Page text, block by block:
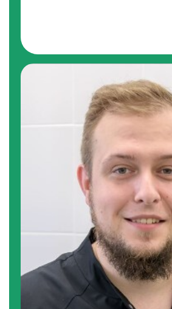
«К сожалению, мы часто видим, как шестые
зубы поражаются кариесом уже в первые годы
после прорезывания. Родители думают, что
это молочный зуб и «он всё равно поменяется».
Но на самом деле это постоянный зуб, который
останется на всю жизнь».